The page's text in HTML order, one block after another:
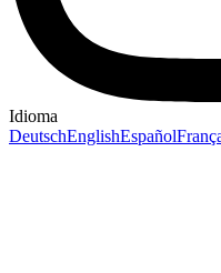
Idioma
DeutschEnglishEspañol